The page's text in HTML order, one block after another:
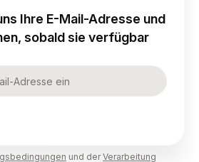
Ihre E-Mail-Adresse und
sobald sie verfügbar
und derVerarbeitung